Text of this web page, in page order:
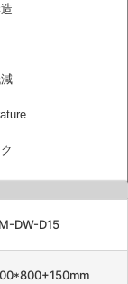
DW-D15